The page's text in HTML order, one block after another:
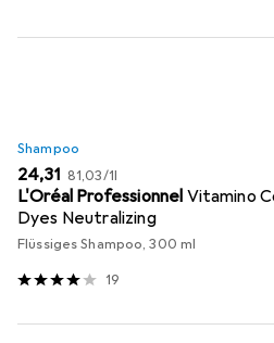
Shampoo
EUR
24,31 EUR
81,03/1l
L'Oréal Professionnel Vitamino
Dyes Neutralizing
Flüssiges Shampoo, 300 ml
19